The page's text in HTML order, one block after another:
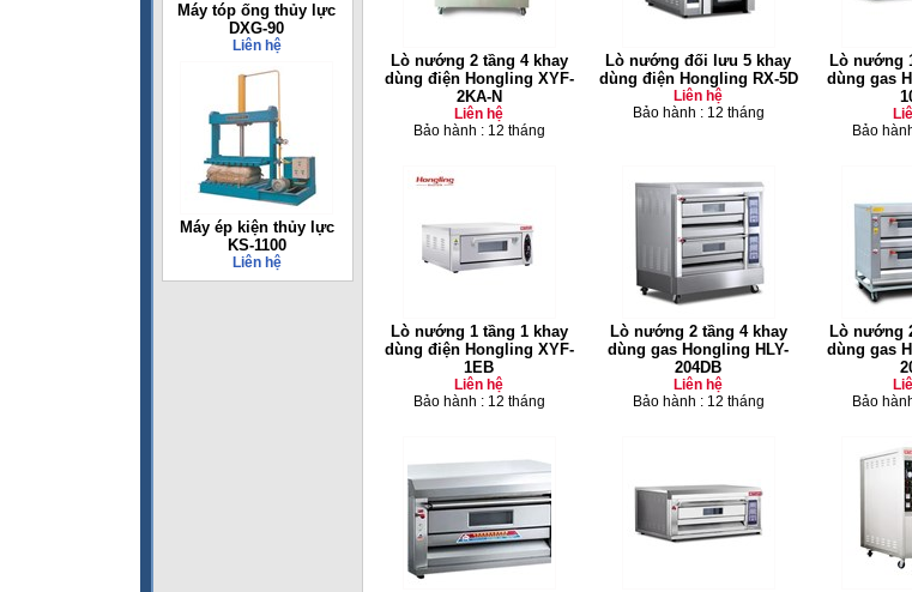
Máy tóp ống thủy lực
DXG-90
Liên hệ
Máy ép kiện thủy lực
KS-1100
Liên hệ
Lò nướng 2 tầng 4 khay
dùng điện Hongling XYF-
2KA-N
Liên hệ
Bảo hành : 12 tháng
Lò nướng đối lưu 5 khay
dùng điện Hongling RX-5D
Liên hệ
Bảo hành : 12 tháng
Lò nướng
dùng gas
Bảo
Lò nướng 1 tầng 1 khay
dùng điện Hongling XYF-
1EB
Liên hệ
Bảo hành : 12 tháng
Lò nướng 2 tầng 4 khay
dùng gas Hongling HLY-
204DB
Liên hệ
Bảo hành : 12 tháng
Lò nướng
dùng gas
Bảo